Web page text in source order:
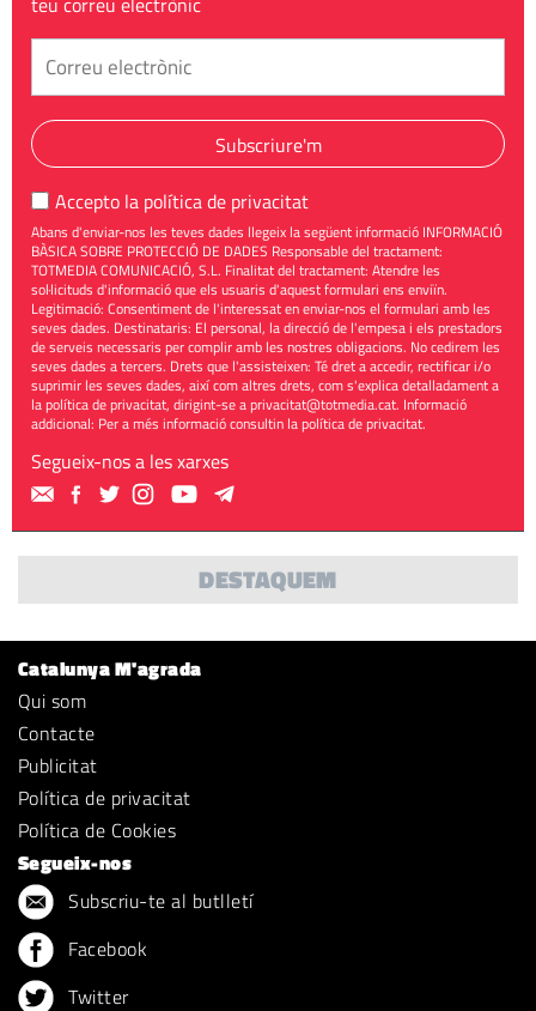
Subscriure'm
Accepto la política de privacitat
Abans d'enviar-nos les teves dades llegeix la següent informació INFORMACIÓ
BÀSICA SOBRE PROTECCIÓ DE DADES Responsable del tractament:
TOTMEDIA COMUNICACIÓ, S.L. Finalitat del tractament: Atendre les
sol·licituds d'informació que els usuaris d'aquest formulari ens enviïn.
Legitimació: Consentiment de l'interessat en enviar-nos el formulari amb les
seves dades. Destinataris: El personal, la direcció de l'empesa i els prestadors
de serveis necessaris per complir amb les nostres obligacions. No cedirem les
seves dades a tercers. Drets que l'assisteixen: Té dret a accedir, rectificar i/o
suprimir les seves dades, així com altres drets, com s'explica detalladament a
la política de privacitat, dirigint-se aprivacitat@totmedia.cat. Informació
addicional: Per a més informació consultin lapolítica de privacitat.
Segueix-nos a les xarxes
DESTAQUEM
Catalunya M'agrada
Qui som
Contacte
Publicitat
Política de privacitat
Política de Cookies
Segueix-nos
Subscriu-te al butlletí
Facebook
Twitter